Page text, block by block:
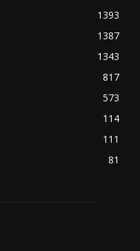
1393
1387
1343
817
573
114
111
81